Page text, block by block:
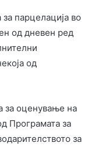
парцелација во
од дневен ред
од
за оценување на
Програмата за
за